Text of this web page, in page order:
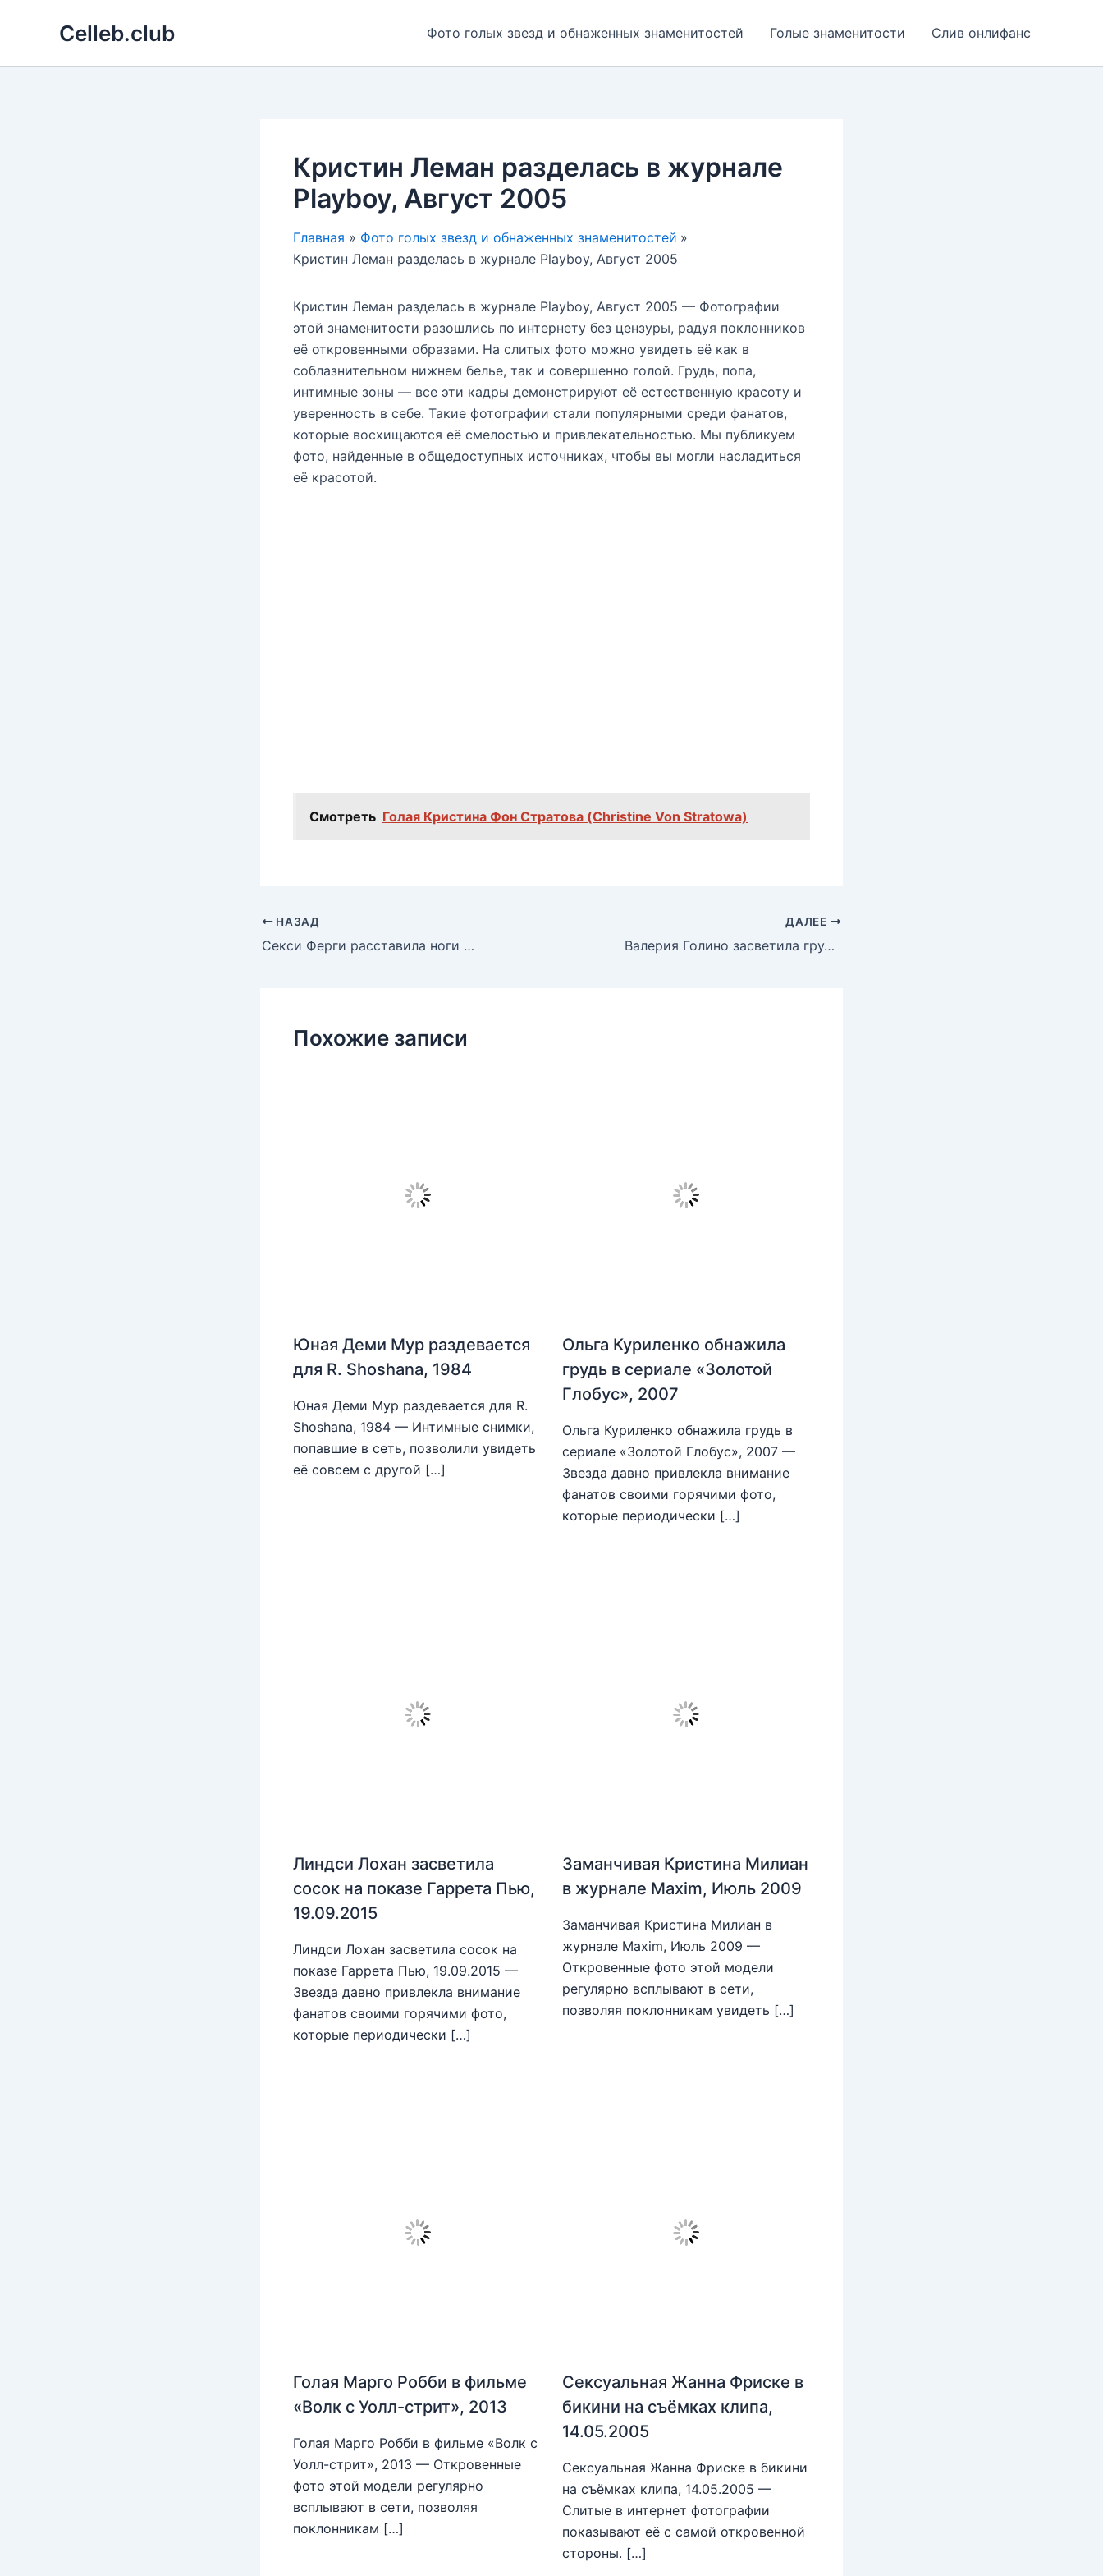
Celleb.club Фото голых звезд и обнаженных знаменитостей Голые знаменитости Слив онлифанс
Кристин Леман разделась в журнале
Playboy, Август 2005
Главная
Фото голых звезд и обнаженных знаменитостей
Кристин Леман разделась в журнале Playboy, Август 2005
Кристин Леман разделась в журнале Playboy, Август 2005 — Фотографии
этой знаменитости разошлись по интернету без цензуры, радуя поклонников
её откровенными образами. На слитых фото можно увидеть её как в
соблазнительном нижнем белье, так и совершенно голой. Грудь, попа,
интимные зоны — все эти кадры демонстрируют её естественную красоту и
уверенность в себе. Такие фотографии стали популярными среди фанатов,
которые восхищаются её смелостью и привлекательностью. Мы публикуем
фото, найденные в общедоступных источниках, чтобы вы могли насладиться
её красотой.
Смотреть Голая Кристина Фон Стратова (Christine Von Stratowa)
НАЗАД
Секси Ферги расставила ноги на фестивале в Лондоне, 10.07.2016
ДАЛЕЕ
Валерия Голино засветила грудь в фильме «Человек дождя», 1988
Похожие записи
Юная Деми Мур раздевается
для R. Shoshana, 1984
Юная Деми Мур раздевается для R.
Shoshana, 1984 — Интимные снимки,
попавшие в сеть, позволили увидеть
её совсем с другой […]
Ольга Куриленко обнажила
грудь в сериале «Золотой
Глобус», 2007
Ольга Куриленко обнажила грудь в
сериале «Золотой Глобус», 2007 —
Звезда давно привлекла внимание
фанатов своими горячими фото,
которые периодически […]
Линдси Лохан засветила
сосок на показе Гаррета Пью,
19.09.2015
Линдси Лохан засветила сосок на
показе Гаррета Пью, 19.09.2015 —
Звезда давно привлекла внимание
фанатов своими горячими фото,
которые периодически […]
Заманчивая Кристина Милиан
в журнале Maxim, Июль 2009
Заманчивая Кристина Милиан в
журнале Maxim, Июль 2009 —
Откровенные фото этой модели
регулярно всплывают в сети,
позволяя поклонникам увидеть […]
Голая Марго Робби в фильме
«Волк с Уолл-стрит», 2013
Голая Марго Робби в фильме «Волк с
Уолл-стрит», 2013 — Откровенные
фото этой модели регулярно
всплывают в сети, позволяя
поклонникам […]
Сексуальная Жанна Фриске в
бикини на съёмках клипа,
14.05.2005
Сексуальная Жанна Фриске в бикини
на съёмках клипа, 14.05.2005 —
Слитые в интернет фотографии
показывают её с самой откровенной
стороны. […]